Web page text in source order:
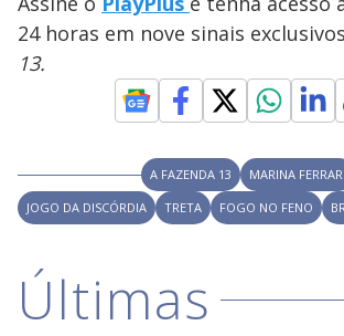
i
d
e
o
24 horas em nove sinais
13.
A FAZENDA 13 MARINA FERRARI
JOGO DA DISCÓRDIA
TRETA FOGO NO FENO
Últimas